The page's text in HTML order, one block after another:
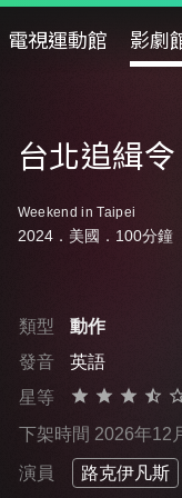
電視運動館 影劇
台北追緝令
Weekend in Taipei
2024．美國．100分鐘
類型
動作
發音
英語
星等
下架時間 2026年12
演員 路克伊凡斯